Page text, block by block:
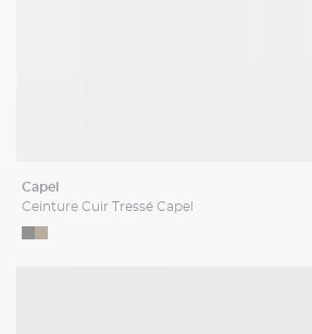
capel
Ceinture Cuir Tressé Capel